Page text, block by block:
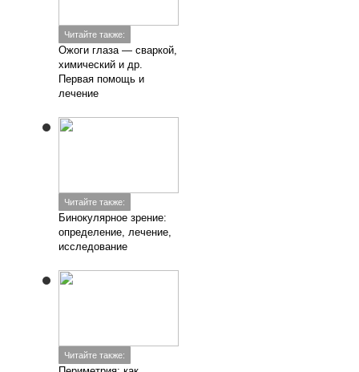
Читайте также:
Ожоги глаза — сваркой,
химический и др.
Первая помощь и
лечение
Читайте также:
Бинокулярное зрение:
определение, лечение,
исследование
Читайте также: